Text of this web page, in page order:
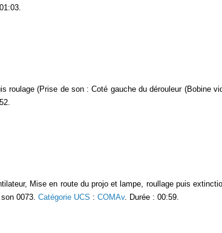
roulage (Prise de son : Coté gauche du dérouleur (Bobine
Mise en route du projo et lampe, roullage puis
0073. Catégorie UCS : COMAv. Durée : 00:59.